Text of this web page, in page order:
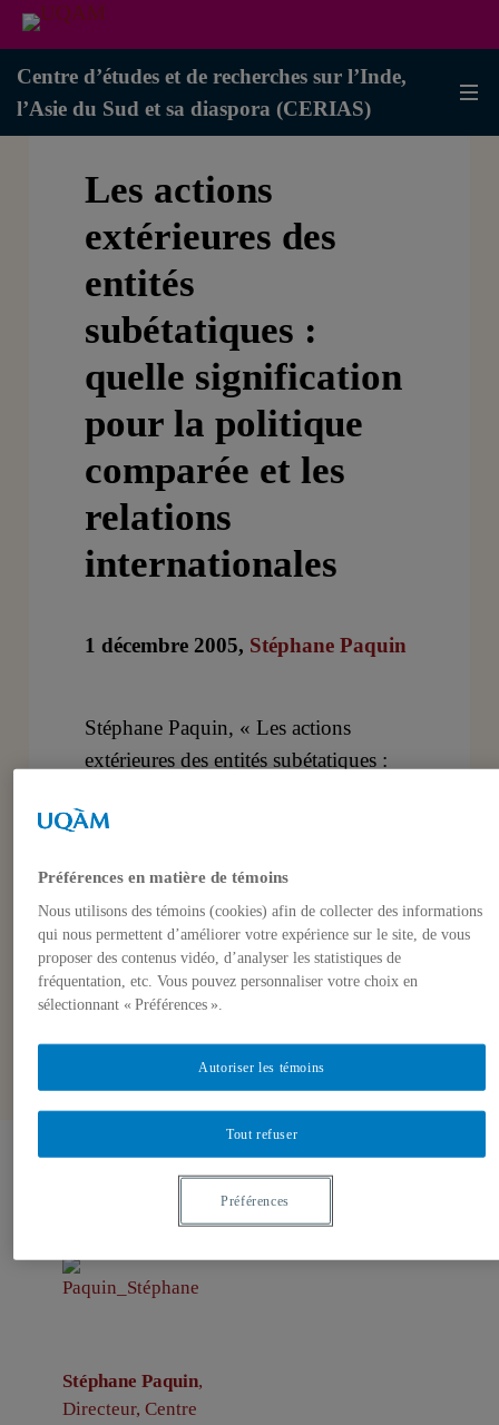
Centre d’études et de recherches sur l’Inde,
l’Asie du Sud et sa diaspora (CERIAS)
Les actions
extérieures des
entités
subétatiques :
quelle signification
pour la politique
comparée et les
relations
internationales
1 décembre 2005, Stéphane Paquin
Stéphane Paquin, « Les actions
extérieures des entités subétatiques :
comparée et les relations
de politique comparée, volume 12,
No 2, 2005, pp.129-142.
Auteurs-trices
Stéphane Paquin,
Directeur, Centre
Préférences en matière de témoins
Nous utilisons des témoins (cookies) afin de collecter des informations
qui nous permettent d’améliorer votre expérience sur le site, de vous
proposer des contenus vidéo, d’analyser les statistiques de
fréquentation, etc. Vous pouvez personnaliser votre choix en
sélectionnant « Préférences ».
Tout refuser
Autoriser les témoins
Préférences